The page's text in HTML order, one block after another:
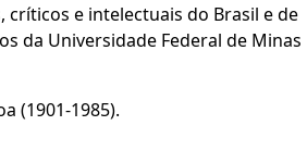
e intelectuais do Brasil e de
da Universidade Federal de Minas
(1901-1985).